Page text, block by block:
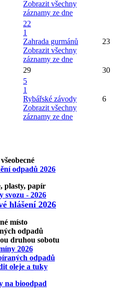
Zobrazit všechny
záznamy ze dne
22
1
Zahrada gurmánů
Zobrazit všechny
záznamy ze dne
23
29 30
5
1
Rybářské závody
Zobrazit všechny
záznamy ze dne
6
odpadů 2026
plasty, papír
svozu - 2026
hlášení 2026
místo
odpadů
druhou sobotu
2026
odpadů
oleje a tuky
na bioodpad